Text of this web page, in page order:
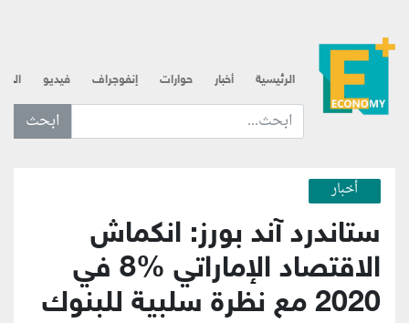
الرئيسية أخبار حوارات إنفوجراف فيديو
ابحث عن... :
أخبار
ستاندرد آند بورز: انكماش
الاقتصاد الإماراتي %8 في
2020 مع نظرة سلبية للبنوك